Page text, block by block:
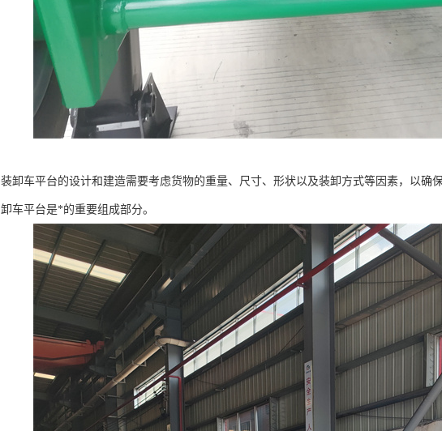
装卸车平台的设计和建造需要考虑货物的重量、尺寸、形状以及装卸方式等因素，以确
卸车平台是*的重要组成部分。